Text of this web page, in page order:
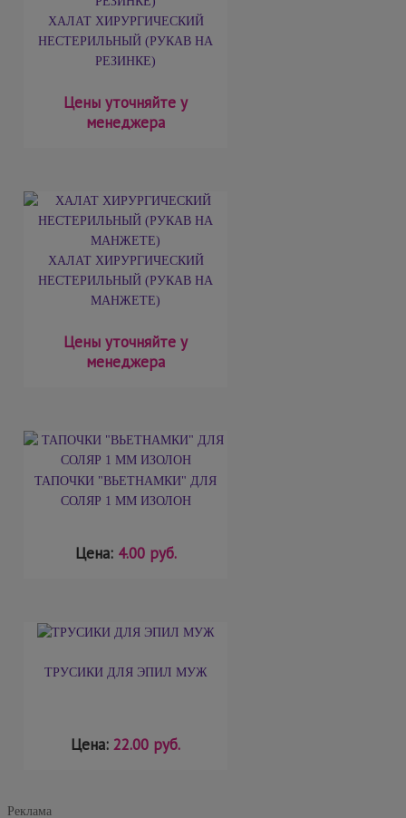
ХАЛАТ ХИРУРГИЧЕСКИЙ
НЕСТЕРИЛЬНЫЙ (РУКАВ НА
РЕЗИНКЕ)
Цены уточняйте у
менеджера
ХАЛАТ ХИРУРГИЧЕСКИЙ
НЕСТЕРИЛЬНЫЙ (РУКАВ НА
МАНЖЕТЕ)
Цены уточняйте у
менеджера
ТАПОЧКИ "ВЬЕТНАМКИ" ДЛЯ
СОЛЯР 1 ММ ИЗОЛОН
Цена: 4.00 руб.
ТРУСИКИ ДЛЯ ЭПИЛ МУЖ
Цена: 22.00 руб.
Реклама